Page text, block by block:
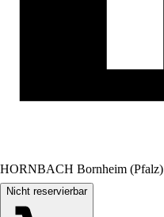
HORNBACH Bornheim (Pfalz)
Nicht reservierbar